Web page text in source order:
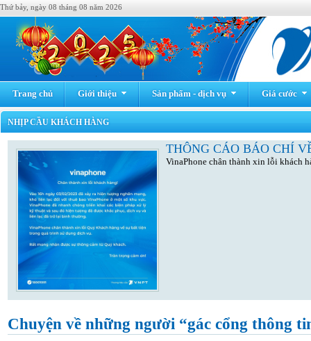
Thứ bảy, ngày 08 tháng 08 năm 2026
Trang chủ Giới thiệu Sản phẩm - dịch vụ Giá cước
NHỊP CẦU KHÁCH HÀNG
THÔNG CÁO BÁO CHÍ
VinaPhone chân thành xin lỗi khách
Chuyện về những người “gác cổng thông